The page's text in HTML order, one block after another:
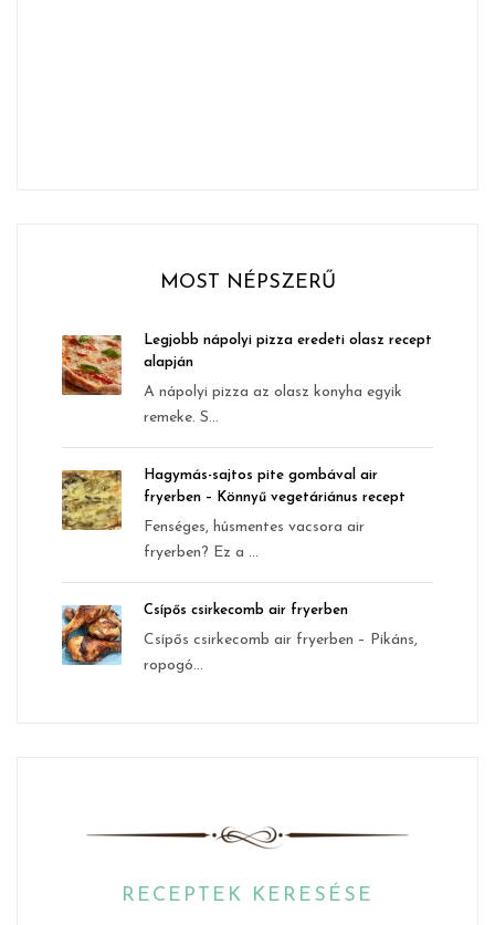
MOST NÉPSZERŰ
Legjobb nápolyi pizza eredeti olasz recept
alapján
A nápolyi pizza az olasz konyha egyik
remeke. S...
Hagymás-sajtos pite gombával air
fryerben – Könnyű vegetáriánus recept
Fenséges, húsmentes vacsora air
fryerben? Ez a ...
Csípős csirkecomb air fryerben
Csípős csirkecomb air fryerben – Pikáns,
ropogó...
RECEPTEK KERESÉSE